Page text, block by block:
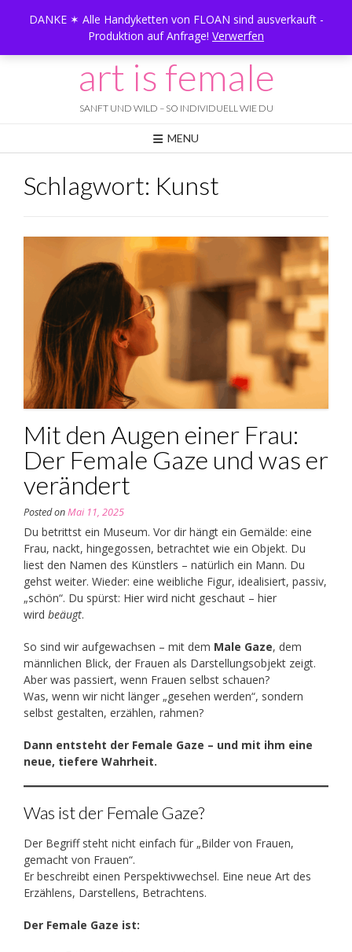
DANKE ✶ Alle Handyketten von FLOAN sind ausverkauft -
Produktion auf Anfrage! Verwerfen
art is female
SANFT UND WILD – SO INDIVIDUELL WIE DU
MENU
Schlagwort: Kunst
Mit den Augen einer Frau:
Der Female Gaze und was er
verändert
Posted onMai 11, 2025
Du betrittst ein Museum. Vor dir hängt ein Gemälde: eine
Frau, nackt, hingegossen, betrachtet wie ein Objekt. Du
liest den Namen des Künstlers – natürlich ein Mann. Du
gehst weiter. Wieder: eine weibliche Figur, idealisiert, passiv,
„schön“. Du spürst: Hier wird nicht geschaut – hier
wird beäugt.
So sind wir aufgewachsen – mit dem Male Gaze, dem
männlichen Blick, der Frauen als Darstellungsobjekt zeigt.
Aber was passiert, wenn Frauen selbst schauen?
Was, wenn wir nicht länger „gesehen werden“, sondern
selbst gestalten, erzählen, rahmen?
Dann entsteht der Female Gaze – und mit ihm eine
neue, tiefere Wahrheit.
Was ist der Female Gaze?
Der Begriff steht nicht einfach für „Bilder von Frauen,
gemacht von Frauen“.
Er beschreibt einen Perspektivwechsel. Eine neue Art des
Erzählens, Darstellens, Betrachtens.
Der Female Gaze ist: